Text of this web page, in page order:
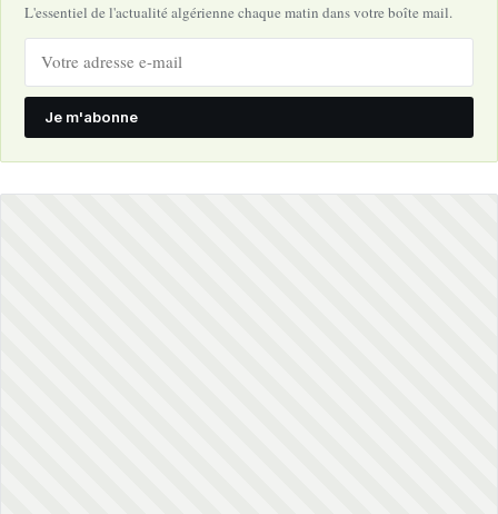
L'essentiel de l'actualité algérienne chaque matin dans votre boîte mail.
Je m'abonne